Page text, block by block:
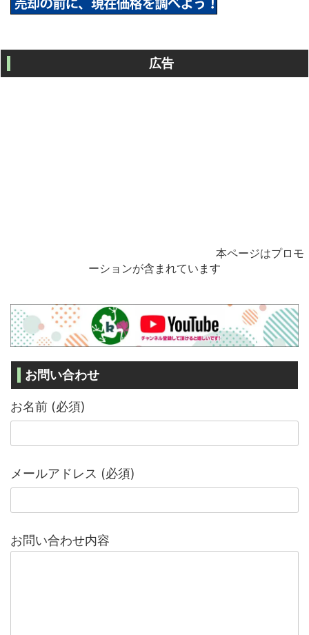
広告
本ページはプロモ
ーションが含まれています
お問い合わせ
お名前 (必須)
メールアドレス (必須)
お問い合わせ内容